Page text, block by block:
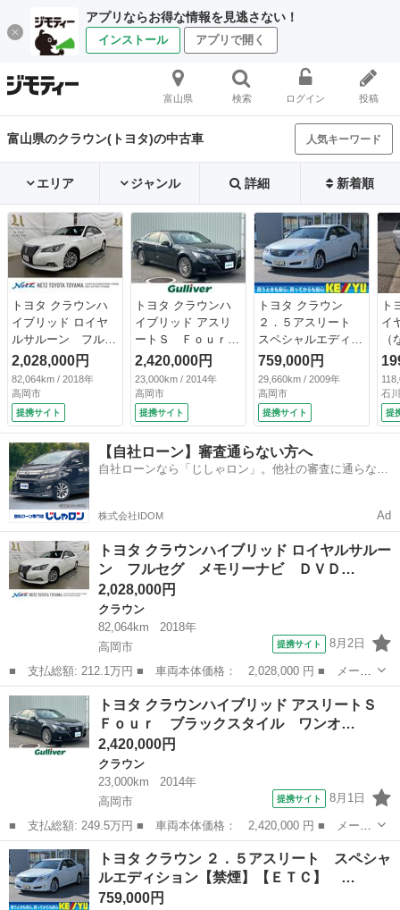
アプリならお得な情報を見逃さない！
インストール アプリで開く
富山県 検索 ログイン 投稿
富山県のクラウン(トヨタ)の中古車 人気キーワード
エリア ジャンル 詳細 新着順
トヨタ クラウンハ
イブリッド ロイヤ
ルサルーン フルセ
グ メモリーナビ
ＤＶＤ再生 ミュー
ジックプレイヤー接
続可 バックカメ
ラ 衝突被害軽減シ
ステム ＥＴＣ Ｌ
ＥＤヘッドランプ
ワンオーナー （検
9.3）
2,028,000円
82,064km / 2018年
高岡市
提携サイト
トヨタ クラウンハ
イブリッド アスリ
ートＳ Ｆｏｕｒ
ブラックスタイル
ワンオーナー ４Ｗ
Ｄ 純正ナビ フル
セグナビ バックカ
メラ 純正ＡＷ付き
サマータイヤ車載
クルコン オートラ
イト レザーシー
ー エアシートパワ
ングヒーター ＥＴ
Ｃ （検9.11）
2,420,000円
23,000km / 2014年
高岡市
提携サイト
トヨタ クラウン
２．５アスリート
スペシャルエディシ
ョン【禁煙】【ＥＴ
Ｃ】 【純正８イン
チＨＤＤナビ／フル
セグＴＶ／ＣＤ／Ｄ
ＶＤ再生／ミュージ
ックサーバー／バッ
クカメラ】【クルー
ズコントロール】
ン】【保証書／取
説】 （なし）
759,000円
29,660km / 2009年
高岡市
提携サイト
ト
イ
（
石
提
【自社ローン】審査通らない方へ
自社ローンなら「じしゃロン」。他社の審査に通らなか
株式会社IDOM Ad
トヨタ クラウンハイブリッド ロイヤルサルー
ン フルセグ メモリーナビ ＤＶＤ…
2,028,000円
クラウン
82,064km
2018年
高岡市
提携サイト 8月2日
■ 支払総額: 212.1万円 ■ 車両本体価格： 2,028,000 円 ■ メーカ
ー名： トヨタ ■ 車種名： クラウンハイブリッド ■ グレード
名： ロイヤルサルーン フルセグ メモリーナビ ＤＶＤ再生 ミ
ュージック...
富山 高岡市 クラウン
トヨタ クラウンハイブリッド アスリートＳ
Ｆｏｕｒ ブラックスタイル ワンオ…
2,420,000円
クラウン
23,000km
2014年
高岡市
提携サイト 8月1日
■ 支払総額: 249.5万円 ■ 車両本体価格： 2,420,000 円 ■ メーカ
ー名： トヨタ ■ 車種名： クラウンハイブリッド ■ グレード
名： アスリートＳ Ｆｏｕｒ ブラックスタイル ワンオーナー
４ＷＤ 純...
富山 高岡市 クラウン
トヨタ クラウン ２．５アスリート スペシャ
ルエディション【禁煙】【ＥＴＣ】 …
759,000円